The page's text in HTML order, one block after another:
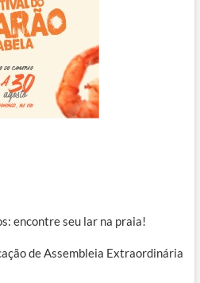
encontre seu lar na praia!
de Assembleia Extraordinária